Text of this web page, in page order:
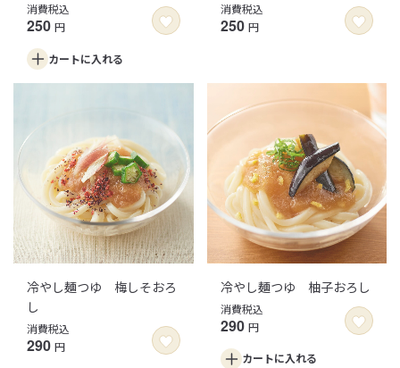
消費税込
250 円
カートに入れる
消費税込
250 円
冷やし麺つゆ 梅しそおろ
し
消費税込
290 円
冷やし麺つゆ 柚子おろし
消費税込
290 円
カートに入れる